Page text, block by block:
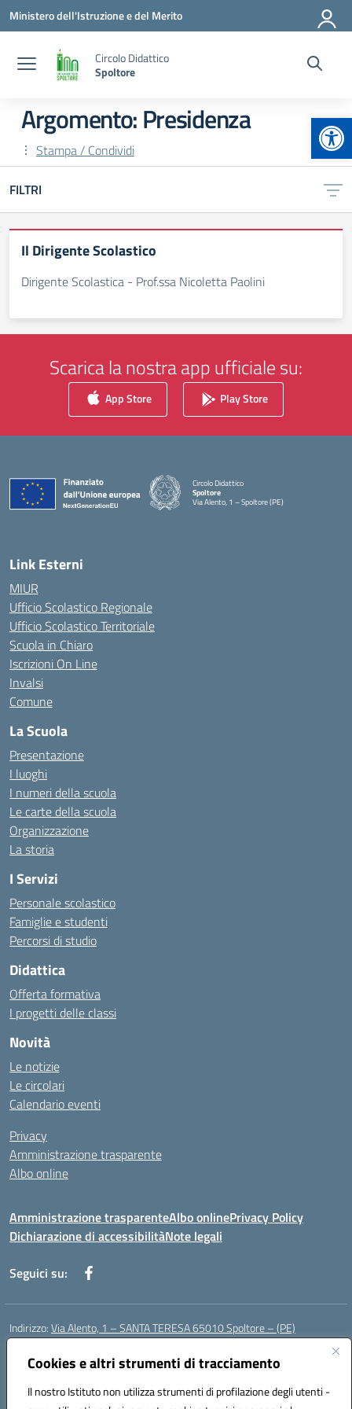
Cookies e altri strumenti di tracciamento
Il nostro Istituto non utilizza strumenti di profilazione degli utenti -
Vai ai contenuti
Vai al menu di navigazione
Vai al footer
Ministero dell'Istruzione e del Merito
Circolo Didattico
Spoltore
Argomento: Presidenza
Stampa / Condividi
FILTRI
Il Dirigente Scolastico
Dirigente Scolastica - Prof.ssa Nicoletta Paolini
Scarica la nostra app ufficiale su:
App Store Play Store
Circolo Didattico
Spoltore
Via Alento, 1 – Spoltore (PE)
— Visita la pagina iniziale della scuola
Link Esterni
MIUR
Ufficio Scolastico Regionale
Ufficio Scolastico Territoriale
Scuola in Chiaro
Iscrizioni On Line
Invalsi
Comune
La Scuola
Presentazione
I luoghi
I numeri della scuola
Le carte della scuola
Organizzazione
La storia
I Servizi
Personale scolastico
Famiglie e studenti
Percorsi di studio
Didattica
Offerta formativa
I progetti delle classi
Novità
Le notizie
Le circolari
Calendario eventi
Privacy
Amministrazione trasparente
Albo online
Amministrazione trasparenteAlbo onlinePrivacy Policy
Dichiarazione di accessibilitàNote legali
Seguici su:
Indirizzo:Via Alento, 1 – SANTA TERESA 65010 Spoltore – (PE)
Centralino:
Posta elettronica certificata (PEC):peee052003@pec.istruzione.it
Codice fiscale: 80006490686